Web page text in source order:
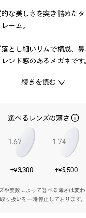
な美しさを突き詰めた
ーム。
とし細いリムで構成、鼻
ンド感のあるメガネです
ブリッジの美しい曲線など
続きを読む
選べるレンズの薄さ
+¥3,300 +¥5,500
度数によって選べる薄さは変わ
り扱いを一時停止しております。